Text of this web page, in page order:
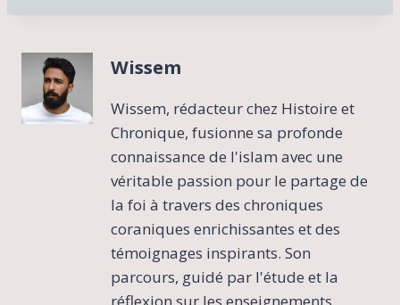
Wissem
Wissem, rédacteur chez Histoire et
Chronique, fusionne sa profonde
connaissance de l'islam avec une
véritable passion pour le partage de
la foi à travers des chroniques
coraniques enrichissantes et des
témoignages inspirants. Son
parcours, guidé par l'étude et la